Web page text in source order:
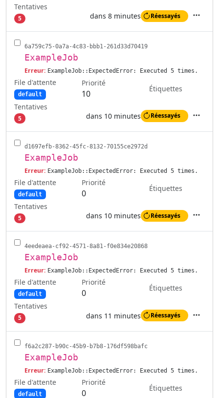
Tentatives
5 dans 8 minutes Réessayés
6a759c75-0a7a-4c83-bbb1-261d33d70419
ExampleJob
Erreur: ExampleJob::ExpectedError: Executed 5 times.
File d'attente
default
Priorité
10
Étiquettes
Tentatives
5 dans 10 minutes Réessayés
d1697efb-8362-45fc-8132-70155ce2972d
ExampleJob
Erreur: ExampleJob::ExpectedError: Executed 5 times.
File d'attente
default
Priorité
0
Étiquettes
Tentatives
5 dans 10 minutes Réessayés
4eedeaea-cf92-4571-8a81-f0e834e20868
ExampleJob
Erreur: ExampleJob::ExpectedError: Executed 5 times.
File d'attente
default
Priorité
0
Étiquettes
Tentatives
5 dans 11 minutes Réessayés Actions
f6a2c287-b90c-45b9-b7b8-176df598bafc
ExampleJob
Erreur: ExampleJob::ExpectedError: Executed 5 times.
File d'attente
default
Priorité
0 Étiquettes